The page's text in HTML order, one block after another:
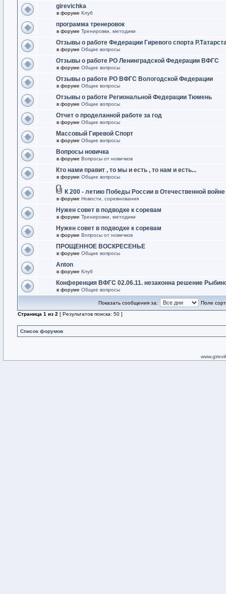
girevichka
в форуме Клуб
программа тренеровок
в форуме Тренировки, методики
Отзывы о работе Федерации Гиревого спорта
в форуме Общие вопросы
Отзывы о работе РО Ленинградской Федерации ВФГС
в форуме Общие вопросы
Отзывы о работе РО ВФГС Вологодской Федерации
в форуме Общие вопросы
Отзывы о работе Региональной Федерации Тюмень
в форуме Общие вопросы
Отчет о проделанной работе за год
в форуме Общие вопросы
Массовый Гиревой Спорт
в форуме Общие вопросы
Вопросы новичка
в форуме Вопросы от новичков
Кто нами правит , то мы и есть , то нам и есть...
в форуме Общие вопросы
К 200 - летию Победы России в Отечественной войне
в форуме Новости, соревнования
Нужен совет в подводке к соревам
в форуме Тренировки, методики
Нужен совет в подводке к соревам
в форуме Вопросы от новичков
ПРОЩЕННОЕ ВОСКРЕСЕНЬЕ
в форуме Общие вопросы
Anton
в форуме Клуб
Конференция ВФГС 02.06.11. незаконна решение
в форуме Общие вопросы
Показать сообщения за:
Поле
Страница 1 из 2 [ Результатов поиска: 50 ]
Список форумов